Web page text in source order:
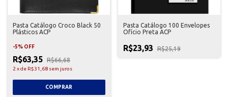
Pasta Catálogo Croco Black 50
Plásticos ACP
-5% OFF
R$63,35 R$66,68
2 xde R$31,68 sem juros
Pasta Catálogo 100 Envelopes
Ofício Preta ACP
R$23,93 R$25,19